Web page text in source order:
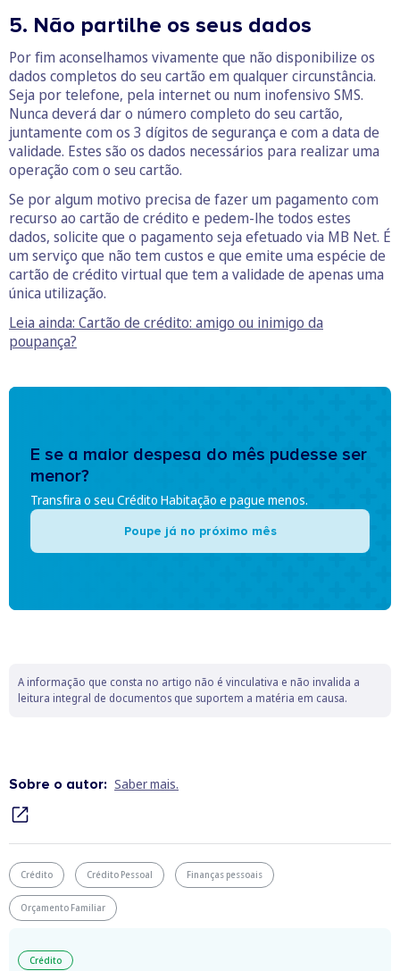
5. Não partilhe os seus dados
Por fim aconselhamos vivamente que não disponibilize os
dados completos do seu cartão em qualquer circunstância.
Seja por telefone, pela internet ou num inofensivo SMS.
Nunca deverá dar o número completo do seu cartão,
juntamente com os 3 dígitos de segurança e com a data de
validade. Estes são os dados necessários para realizar uma
operação com o seu cartão.
Se por algum motivo precisa de fazer um pagamento com
recurso ao cartão de crédito e pedem-lhe todos estes
dados, solicite que o pagamento seja efetuado via MB Net. É
um serviço que não tem custos e que emite uma espécie de
cartão de crédito virtual que tem a validade de apenas uma
única utilização.
Leia ainda: Cartão de crédito: amigo ou inimigo da
poupança?
E se a maior despesa do mês pudesse ser
menor?
Transfira o seu Crédito Habitação e pague menos.
Poupe já no próximo mês
A informação que consta no artigo não é vinculativa e não invalida a
leitura integral de documentos que suportem a matéria em causa.
Sobre o autor: Saber mais.
Crédito Crédito Pessoal Finanças pessoais
Orçamento Familiar
Crédito